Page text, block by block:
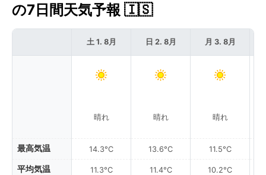
の7日間天気予報 🇮🇸
最高気温
平均気温
土 1. 8月
晴れ
14.3°C
11.3°C
日 2. 8月
晴れ
13.6°C
11.4°C
月 3. 8月
晴れ
11.5°C
10.2°C